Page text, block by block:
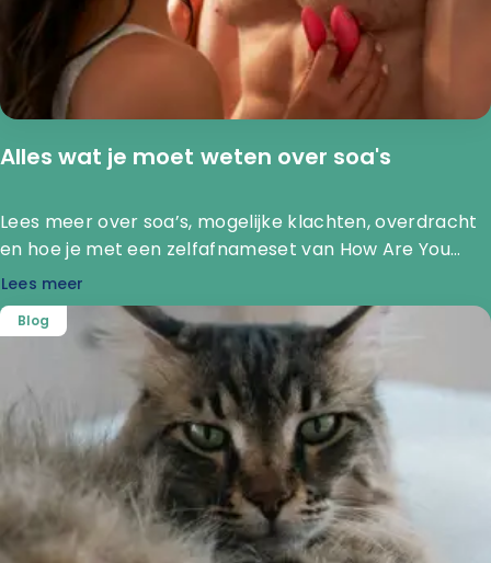
Alles wat je moet weten over soa's
Lees meer over soa’s, mogelijke klachten, overdracht
en hoe je met een zelfafnameset van How Are You
Diagnostics soa’s discreet kunt laten onderzoeken.
Lees meer
Blog